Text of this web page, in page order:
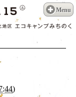
Menu
)